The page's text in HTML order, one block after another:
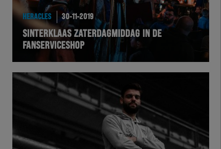
HERACLES 30-11-2019
SINTERKLAAS ZATERDAGMIDDAG IN DE
FANSERVICESHOP